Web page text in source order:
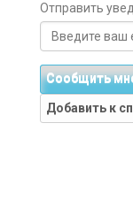
Отправить
Сообщить
Добавить к